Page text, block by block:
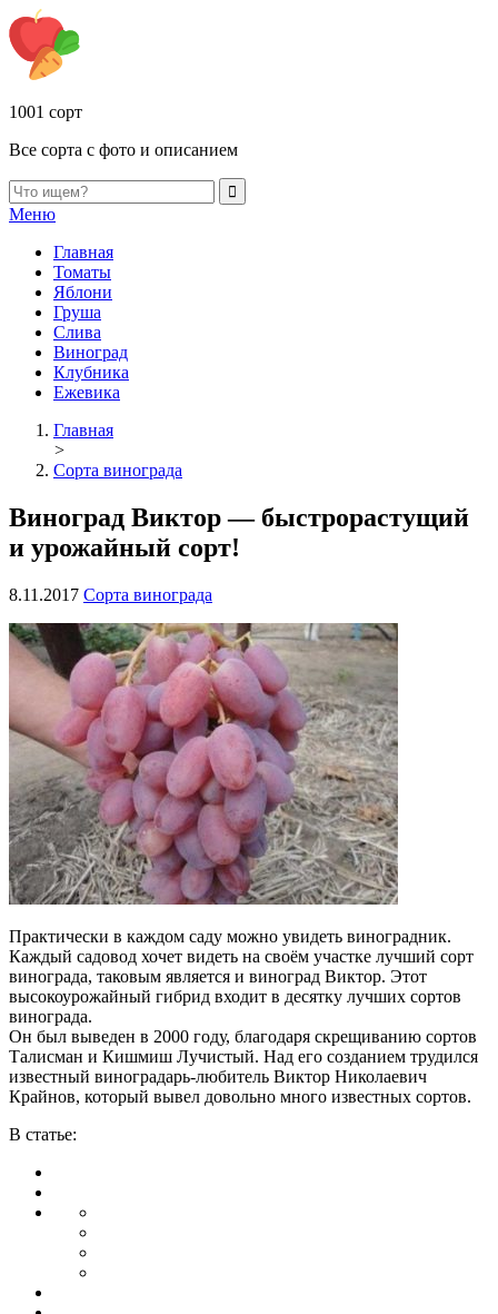
1001 сорт
Все сорта с фото и описанием
Меню
Главная
Томаты
Яблони
Груша
Слива
Виноград
Клубника
Ежевика
Главная
>
Сорта винограда
Виноград Виктор — быстрорастущий
и урожайный сорт!
8.11.2017 Сорта винограда
Практически в каждом саду можно увидеть виноградник.
Каждый садовод хочет видеть на своём участке лучший сорт
винограда, таковым является и виноград Виктор. Этот
высокоурожайный гибрид входит в десятку лучших сортов
винограда.
Он был выведен в 2000 году, благодаря скрещиванию сортов
Талисман и Кишмиш Лучистый. Над его созданием трудился
известный виноградарь-любитель Виктор Николаевич
Крайнов, который вывел довольно много известных сортов.
В статье: